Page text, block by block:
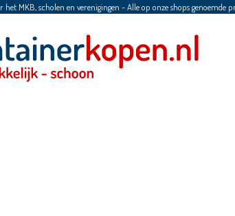
MKB, scholen en verenigingen -Alle op onze shops genoemde